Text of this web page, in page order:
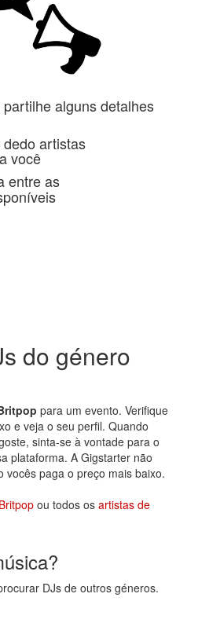
alguns detalhes
artistas
você
entre as
do género
para um evento. Verifique
e veja o seu perfil. Quando
sinta-se à vontade para o
plataforma. A Gigstarter não
vocês paga o preço mais baixo.
ou todos os artistas de
DJs de outros géneros.